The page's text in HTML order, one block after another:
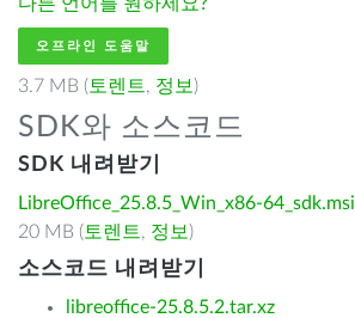
오프라인 도움말
3.7 MB ( 토렌트, 정보 )
SDK와 소스코드
SDK 내려받기
LibreOffice_25.8.5_Win_x86-64_sdk.msi
20 MB ( 토렌트, 정보 )
소스코드 내려받기
libreoffice-25.8.5.2.tar.xz